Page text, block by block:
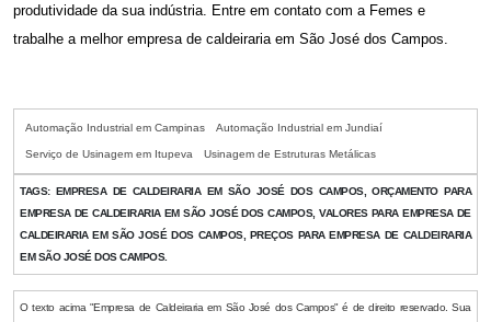
produtividade da sua indústria. Entre em contato com a Femes e
trabalhe a melhor empresa de caldeiraria em São José dos Campos.
Automação Industrial em Campinas Automação Industrial em Jundiaí
Serviço de Usinagem em Itupeva Usinagem de Estruturas Metálicas
TAGS:EMPRESA DE CALDEIRARIA EM SÃO JOSÉ DOS CAMPOS, ORÇAMENTO PARA
EMPRESA DE CALDEIRARIA EM SÃO JOSÉ DOS CAMPOS, VALORES PARA EMPRESA DE
CALDEIRARIA EM SÃO JOSÉ DOS CAMPOS, PREÇOS PARA EMPRESA DE CALDEIRARIA
EM SÃO JOSÉ DOS CAMPOS.
O texto acima "Empresa de Caldeiraria em São José dos Campos" é de direito reservado. Sua